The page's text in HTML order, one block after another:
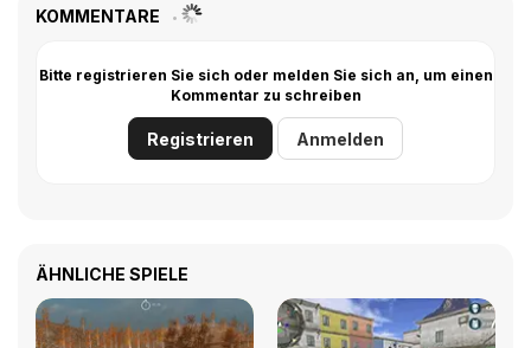
KOMMENTARE
Bitte registrieren Sie sich oder melden Sie sich an, um einen
Kommentar zu schreiben
Registrieren Anmelden
ÄHNLICHE SPIELE